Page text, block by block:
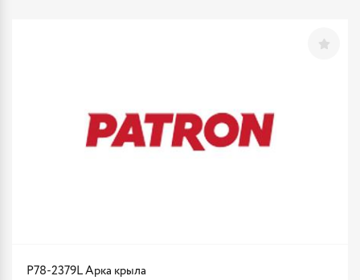
P78-2379L Арка крыла